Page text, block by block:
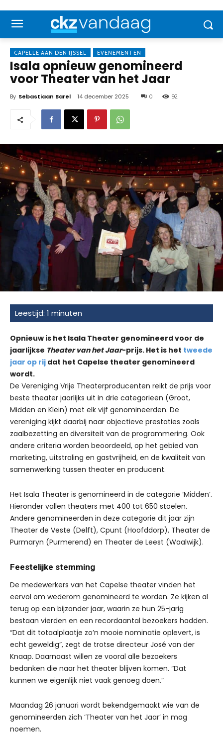
CAPELLE AAN DEN IJSSEL EVENEMENTEN
Isala opnieuw genomineerd
voor Theater van het Jaar
By Sebastiaan Barel 14 december 2025 0 92
Opnieuw is het Isala Theater genomineerd voor de
jaarlijkse Theater van het Jaar-prijs. Het is het tweede
jaar op rij dat het Capelse theater genomineerd
wordt.
De Vereniging Vrije Theaterproducenten reikt de prijs voor
beste theater jaarlijks uit in drie categorieën (Groot,
Midden en Klein) met elk vijf genomineerden. De
vereniging kijkt daarbij naar objectieve prestaties zoals
zaalbezetting en diversiteit van de programmering. Ook
andere criteria worden beoordeeld, op het gebied van
marketing, uitstraling en gastvrijheid, en de kwaliteit van
samenwerking tussen theater en producent.
Het Isala Theater is genomineerd in de categorie ‘Midden’.
Hieronder vallen theaters met 400 tot 650 stoelen.
Andere genomineerden in deze categorie dit jaar zijn
Theater de Veste (Delft), Cpunt (Hoofddorp), Theater de
Purmaryn (Purmerend) en Theater de Leest (Waalwijk).
Feestelijke stemming
De medewerkers van het Capelse theater vinden het
eervol om wederom genomineerd te worden. Ze kijken al
terug op een bijzonder jaar, waarin ze hun 25-jarig
bestaan vierden en een recordaantal bezoekers hadden.
“Dat dit totaalplaatje zo’n mooie nominatie oplevert, is
echt geweldig”, zegt de trotse directeur José van der
Knaap. Daarnaast willen ze vooral alle bezoekers
bedanken die naar het theater blijven komen. “Dat
kunnen we eigenlijk niet vaak genoeg doen.”
Maandag 26 januari wordt bekendgemaakt wie van de
genomineerden zich ‘Theater van het Jaar’ in mag
noemen.